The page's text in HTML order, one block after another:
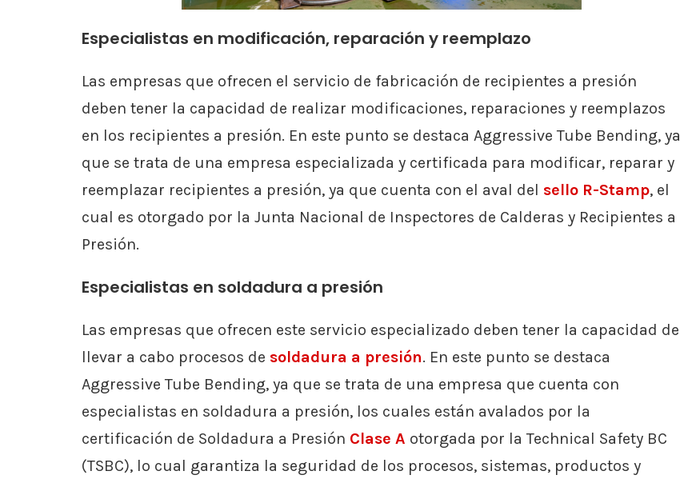
Especialistas en modificación, reparación y reemplazo
Las empresas que ofrecen el servicio de fabricación de recipientes a presión
deben tener la capacidad de realizar modificaciones, reparaciones y reemplazos
en los recipientes a presión. En este punto se destaca Aggressive Tube Bending, ya
que se trata de una empresa especializada y certificada para modificar, reparar y
reemplazar recipientes a presión, ya que cuenta con el aval del sello R-Stamp, el
cual es otorgado por la Junta Nacional de Inspectores de Calderas y Recipientes a
Presión.
Especialistas en soldadura a presión
Las empresas que ofrecen este servicio especializado deben tener la capacidad de
llevar a cabo procesos de soldadura a presión. En este punto se destaca
Aggressive Tube Bending, ya que se trata de una empresa que cuenta con
especialistas en soldadura a presión, los cuales están avalados por la
certificación de Soldadura a Presión Clase A otorgada por la Technical Safety BC
(TSBC), lo cual garantiza la seguridad de los procesos, sistemas, productos y